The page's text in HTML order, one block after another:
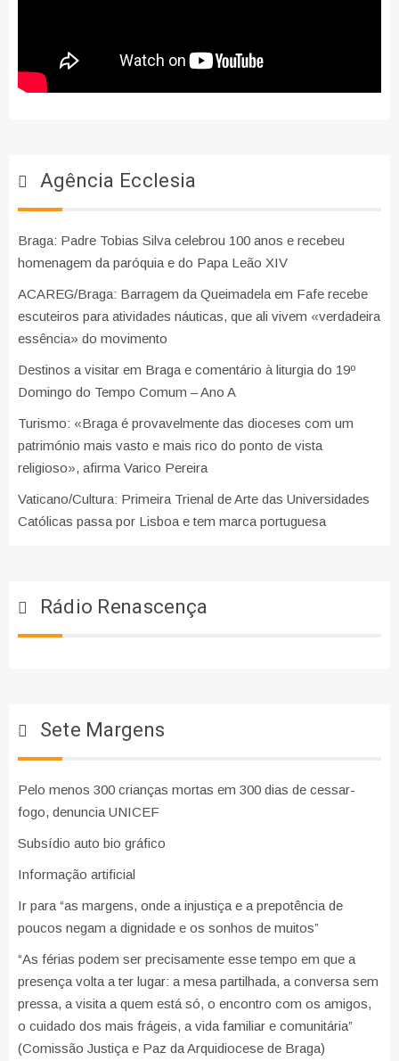
Agência Ecclesia
Braga: Padre Tobias Silva celebrou 100 anos e recebeu
homenagem da paróquia e do Papa Leão XIV
ACAREG/Braga: Barragem da Queimadela em Fafe recebe
escuteiros para atividades náuticas, que ali vivem «verdadeira
essência» do movimento
Destinos a visitar em Braga e comentário à liturgia do 19º
Domingo do Tempo Comum – Ano A
Turismo: «Braga é provavelmente das dioceses com um
património mais vasto e mais rico do ponto de vista
religioso», afirma Varico Pereira
Vaticano/Cultura: Primeira Trienal de Arte das Universidades
Católicas passa por Lisboa e tem marca portuguesa
Rádio Renascença
Sete Margens
Pelo menos 300 crianças mortas em 300 dias de cessar-
fogo, denuncia UNICEF
Subsídio auto bio gráfico
Informação artificial
Ir para “as margens, onde a injustiça e a prepotência de
poucos negam a dignidade e os sonhos de muitos”
“As férias podem ser precisamente esse tempo em que a
presença volta a ter lugar: a mesa partilhada, a conversa sem
pressa, a visita a quem está só, o encontro com os amigos,
o cuidado dos mais frágeis, a vida familiar e comunitária”
(Comissão Justiça e Paz da Arquidiocese de Braga)